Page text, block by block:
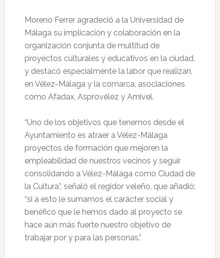
Moreno Ferrer agradeció a la Universidad de
Málaga su implicación y colaboración en la
organización conjunta de multitud de
proyectos culturales y educativos en la ciudad,
y destacó especialmente la labor que realizan,
en Vélez-Málaga y la comarca, asociaciones
como Afadax, Asprovélez y Amivel.
“Uno de los objetivos que tenemos desde el
Ayuntamiento es atraer a Vélez-Málaga
proyectos de formación que mejoren la
empleabilidad de nuestros vecinos y seguir
consolidando a Vélez-Málaga como Ciudad de
la Cultura”, señaló el regidor veleño, que añadió;
“si a esto le sumamos el carácter social y
benéfico que le hemos dado al proyecto se
hace aún más fuerte nuestro objetivo de
trabajar por y para las personas.”